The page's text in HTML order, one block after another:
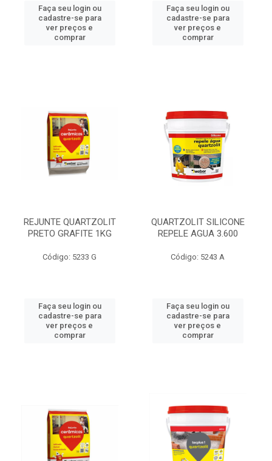
Faça seu login ou
cadastre-se para
ver preços e
comprar
Faça seu login ou
cadastre-se para
ver preços e
comprar
REJUNTE QUARTZOLIT
PRETO GRAFITE 1KG
Código: 5233 G
Faça seu login ou
cadastre-se para
ver preços e
comprar
QUARTZOLIT SILICONE
REPELE AGUA 3.600
Código: 5243 A
Faça seu login ou
cadastre-se para
ver preços e
comprar